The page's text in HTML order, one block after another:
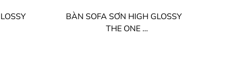
BÀN SOFA SƠN HIGH GLOSSY
THE ONE